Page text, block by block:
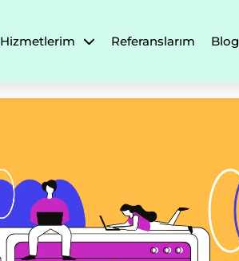
Hizmetlerim Referanslarım Blog